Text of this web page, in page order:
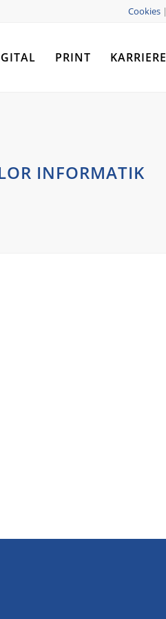
Cookies |
PRINT KARRIERE
INFORMATIK